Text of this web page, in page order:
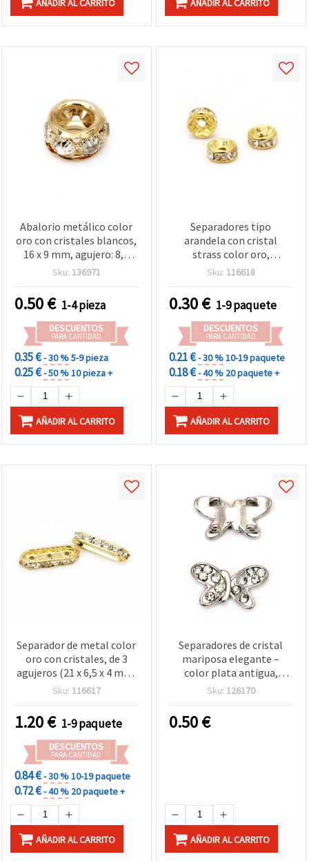
Abalorio metálico color
oro con cristales blancos,
16 x 9 mm, agujero: 8,5
mm
Sku: 136971
0.50€ 1-4 pieza
DESCUENTOS
PARA CANTIDAD
0.35 €- 30 %5-9 pieza
0.25 €- 50 %10 pieza +
AÑADIR AL CARRITO
Separadores tipo
arandela con cristal
strass color oro,
abalorios de aleación
1 mm, calidad B – 10 uds
para bisutería y
manualidades DIY
Sku: 116618
0.30€ 1-9 paquete
DESCUENTOS
PARA CANTIDAD
0.21 €- 30 %10-19 paquete
0.18 €- 40 % 20 paquete +
AÑADIR AL CARRITO
Separador de metal color
oro con cristales, de 3
agujeros (21 x 6,5 x 4 mm,
agujero: 2 mm) - 10 piezas
Sku: 116617
1.20€ 1-9 paquete
DESCUENTOS
PARA CANTIDAD
0.84 €- 30 %10-19 paquete
0.72 €- 40 % 20 paquete +
AÑADIR AL CARRITO
Separadores de cristal
mariposa elegante –
color plata antigua,
12x21x2 mm, agujero 1
bisutería y manualidades
Sku: 126170
0.50€
AÑADIR AL CARRITO